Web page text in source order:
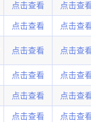
点击查看 点击查
点击查看 点击查
点击查看 点击查
点击查看 点击查
点击查看 点击查
点击查看 点击查